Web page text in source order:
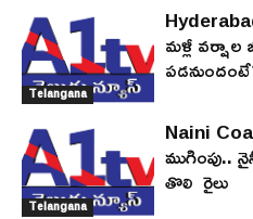
Telangana
మళ్లీ వర్షాల
Telangana
Naini
ముగింపు..
తొలి రైలు